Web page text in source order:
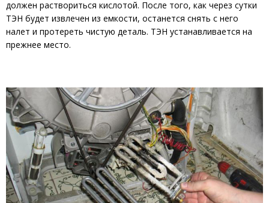
должен раствориться кислотой. После того, как через сутки
ТЭН будет извлечен из емкости, останется снять с него
налет и протереть чистую деталь. ТЭН устанавливается на
прежнее место.